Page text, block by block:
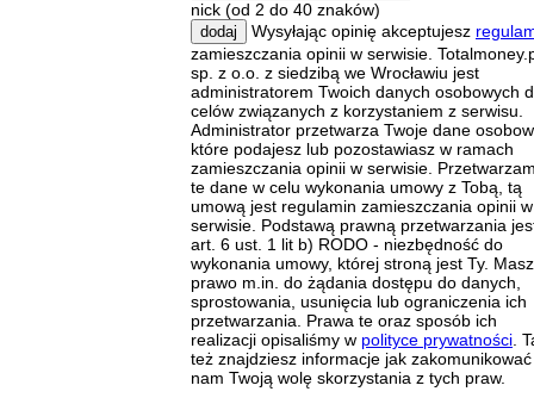
nick (od 2 do 40 znaków)
dodaj Wysyłając opinię akceptujesz
zamieszczania opinii w serwisie.
sp. z o.o. z siedzibą we Wrocławiu jest
administratorem Twoich danych osobowych
celów związanych z korzystaniem z serwisu.
Administrator przetwarza Twoje dane
które podajesz lub pozostawiasz w ramach
zamieszczania opinii w serwisie.
te dane w celu wykonania umowy z Tobą, tą
umową jest regulamin zamieszczania opinii w
serwisie. Podstawą prawną przetwarzania
art. 6 ust. 1 lit b) RODO - niezbędność do
wykonania umowy, której stroną jest Ty. Masz
prawo m.in. do żądania dostępu do danych,
sprostowania, usunięcia lub ograniczenia ich
przetwarzania. Prawa te oraz sposób ich
realizacji opisaliśmy w polityce prywatności .
też znajdziesz informacje jak zakomunikować
nam Twoją wolę skorzystania z tych praw.